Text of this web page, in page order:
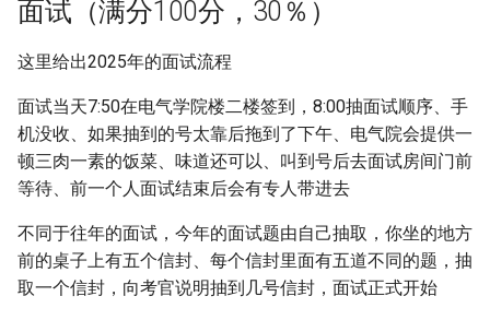
面试（满分100分，30％）
这里给出2025年的面试流程
面试当天7:50在电气学院楼二楼签到，8:00抽面试顺序、手
机没收、如果抽到的号太靠后拖到了下午、电气院会提供一
顿三肉一素的饭菜、味道还可以、叫到号后去面试房间门前
等待、前一个人面试结束后会有专人带进去
不同于往年的面试，今年的面试题由自己抽取，你坐的地方
前的桌子上有五个信封、每个信封里面有五道不同的题，抽
取一个信封，向考官说明抽到几号信封，面试正式开始